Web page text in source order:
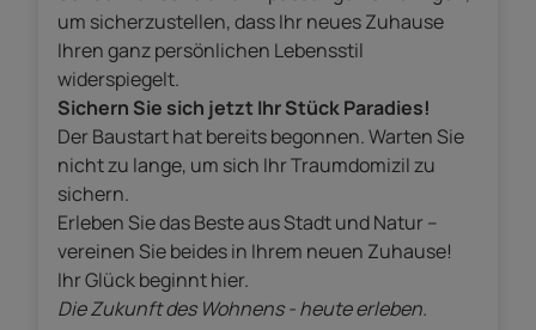
um sicherzustellen, dass Ihr neues Zuhause
Ihren ganz persönlichen Lebensstil
widerspiegelt.
Sichern Sie sich jetzt Ihr Stück Paradies!
Der Baustart hat bereits begonnen. Warten Sie
nicht zu lange, um sich Ihr Traumdomizil zu
sichern.
Erleben Sie das Beste aus Stadt und Natur –
vereinen Sie beides in Ihrem neuen Zuhause!
Ihr Glück beginnt hier.
Die Zukunft des Wohnens - heute erleben.